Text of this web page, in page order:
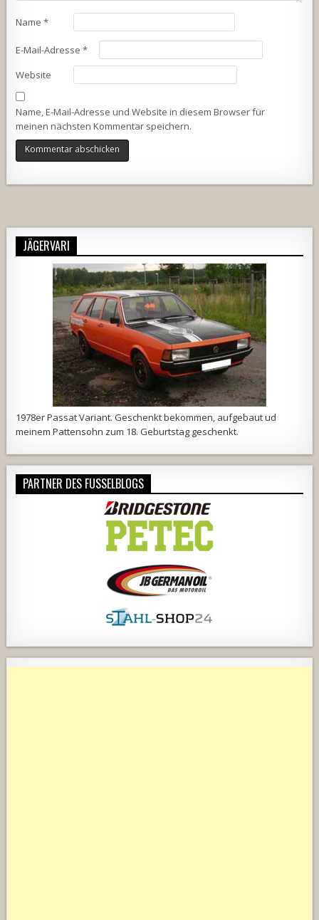
Name*
E-Mail-Adresse*
Website
Name, E-Mail-Adresse und Website in diesem Browser für
meinen nächsten Kommentar speichern.
JÄGERVARI
1978er Passat Variant. Geschenkt bekommen, aufgebaut ud
meinem Pattensohn zum 18. Geburtstag geschenkt.
PARTNER DES FUSSELBLOGS